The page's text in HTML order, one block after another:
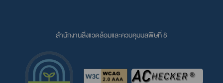
สำนักงานสิ่งแวดล้อมและควบคุมมลพิษที่ 8